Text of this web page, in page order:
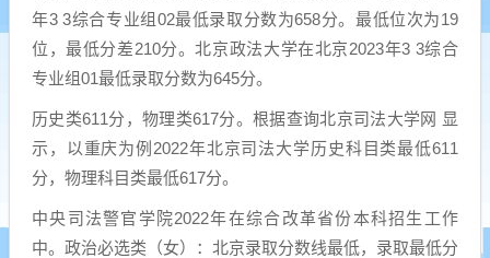
年3 3综合专业组02最低录取分数为658分。最低位次为19
位，最低分差210分。北京政法大学在北京2023年3 3综合
专业组01最低录取分数为645分。
历史类611分，物理类617分。根据查询北京司法大学网 显
示，以重庆为例2022年北京司法大学历史科目类最低611
分，物理科目类最低617分。
中央司法警官学院2022年在综合改革省份本科招生工作
中。政治必选类（女）：北京录取分数线最低，录取最低分